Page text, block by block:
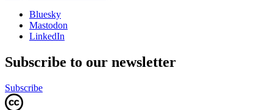
Bluesky
Mastodon
LinkedIn
Subscribe to our newsletter
Subscribe